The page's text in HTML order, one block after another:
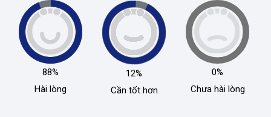
88%
Hài lòng
12%
Cần tốt hơn
0%
Chưa hài lòng